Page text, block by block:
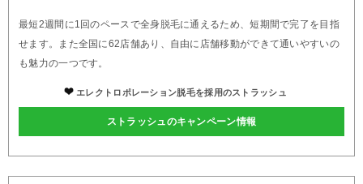
最短2週間に1回のペースで全身脱毛に通えるため、短期間で完了を目指
せます。また全国に62店舗あり、自由に店舗移動ができて通いやすいの
も魅力の一つです。
エレクトロポレーション脱毛を採用のストラッシュ
ストラッシュのキャンペーン情報